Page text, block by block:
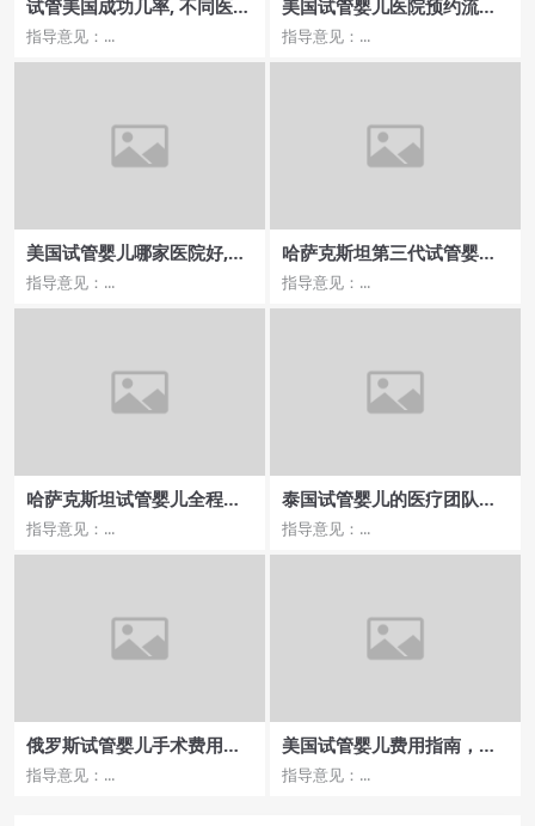
试管美国成功几率, 不同医院
的成功率对比分析
指导意见：...
美国试管婴儿医院预约流
程，如何快速就诊？
指导意见：...
美国试管婴儿哪家医院好,成
功率最高的医院推荐
指导意见：...
哈萨克斯坦第三代试管婴儿
医院流程与费用解读
指导意见：...
哈萨克斯坦试管婴儿全程陪
伴服务介绍
指导意见：...
泰国试管婴儿的医疗团队实
力如何？费用与成功率对
比？
指导意见：...
俄罗斯试管婴儿手术费用一
览，哪家医院成功率最高？
指导意见：...
美国试管婴儿费用指南，了
解相关政策
指导意见：...